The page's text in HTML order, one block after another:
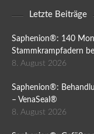
Letzte Beiträge
Saphenion®: 140
Stammkrampfadern
8. August 2026
Saphenion®:
– VenaSeal®
8. August 2026